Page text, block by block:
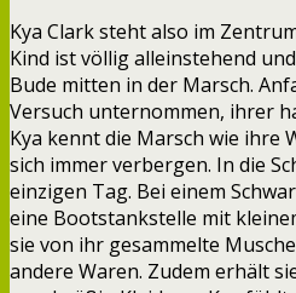
Kya Clark steht also im
Kind ist völlig alleinstehend
Bude mitten in der Marsch.
Versuch unternommen, ihrer
Kya kennt die Marsch wie ihre
sich immer verbergen. In die
einzigen Tag. Bei einem
eine Bootstankstelle mit
sie von ihr gesammelte
andere Waren. Zudem erhält